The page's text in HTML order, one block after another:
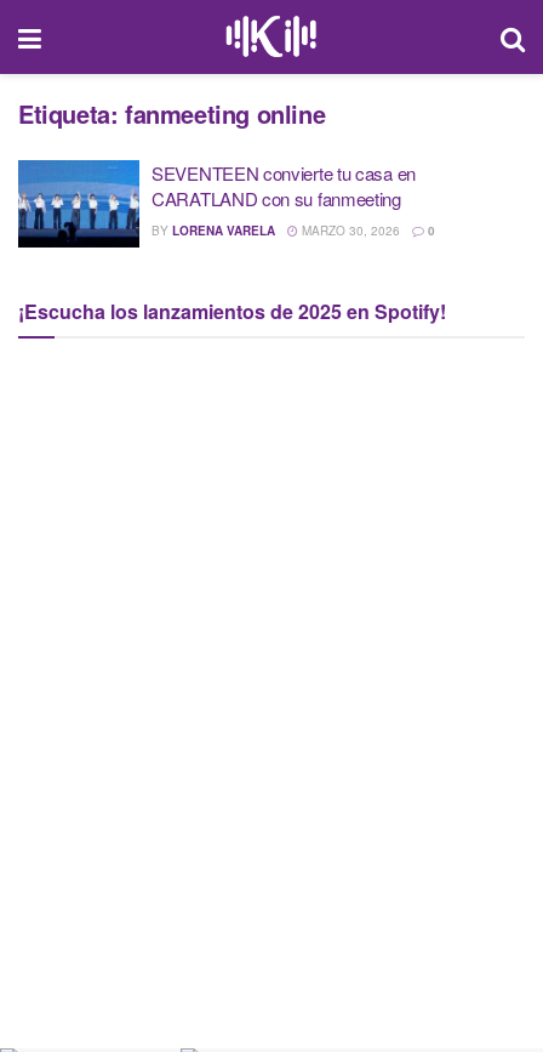
Etiqueta: fanmeeting online
SEVENTEEN convierte tu casa en
CARATLAND con su fanmeeting
BY LORENA VARELA MARZO 30, 2026 0
¡Escucha los lanzamientos de 2025 en Spotify!